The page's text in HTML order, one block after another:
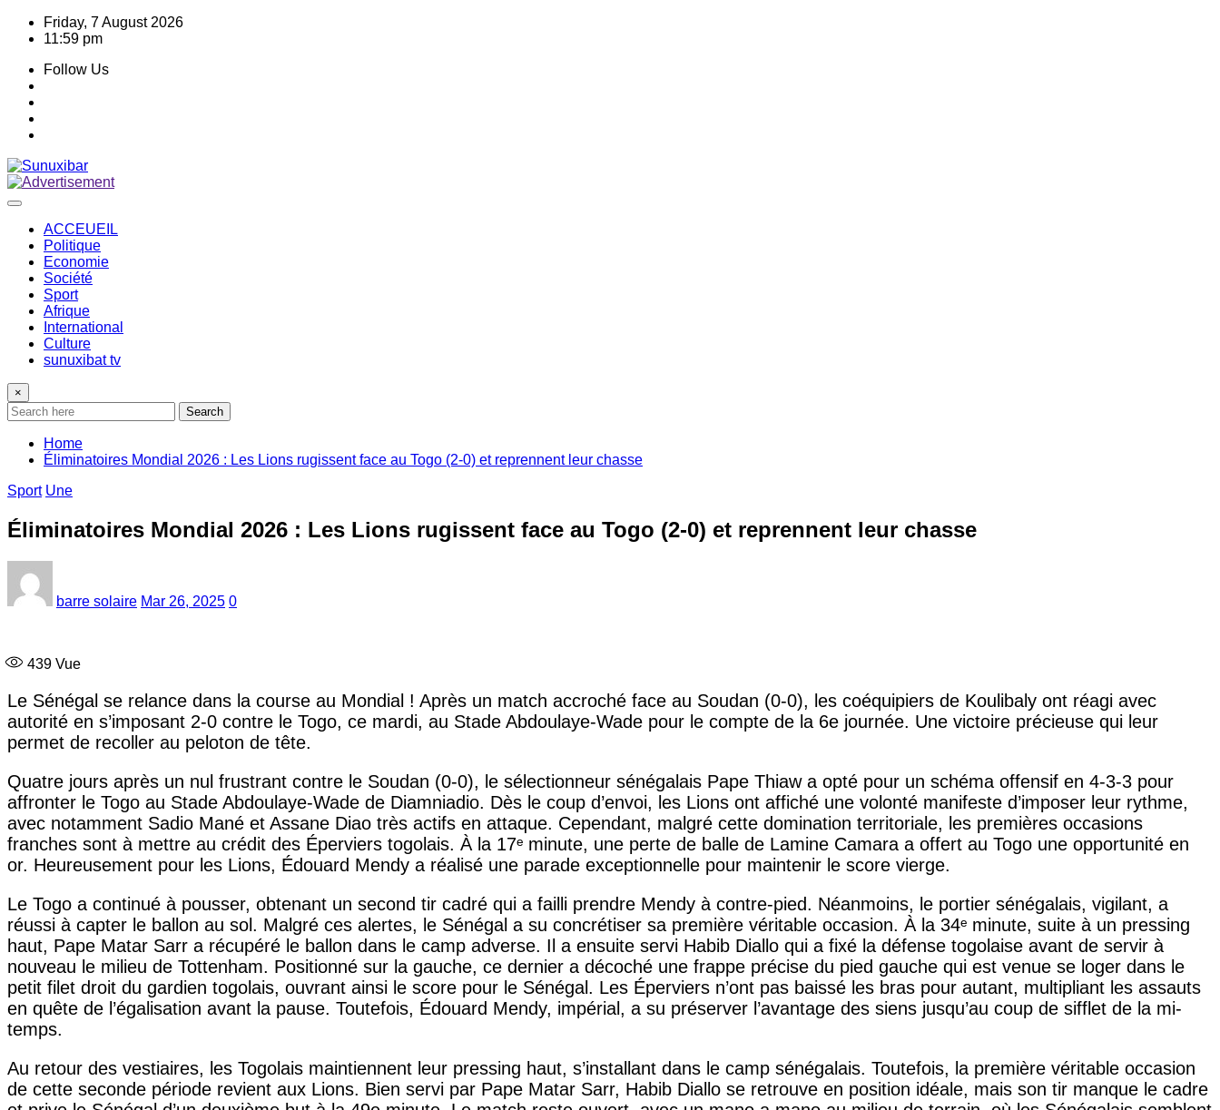
Skip
Friday, 7 August 2026
11:59 pm
Follow Us
ACCEUEIL
Politique
Economie
Société
Sport
Afrique
International
Culture
sunuxibat tv
×
Search
Home
Éliminatoires Mondial 2026 : Les Lions rugissent face au Togo (2-0) et reprennent leur chasse
Sport Une
Éliminatoires Mondial 2026 : Les Lions rugissent face au Togo (2-0) et reprennent leur chasse
barre solaire Mar 26, 2025 0
439 Vue
Le Sénégal se relance dans la course au Mondial ! Après un match accroché face au Soudan (0-0), les coéquipiers de Koulibaly ont réagi avec
autorité en s’imposant 2-0 contre le Togo, ce mardi, au Stade Abdoulaye-Wade pour le compte de la 6e journée. Une victoire précieuse qui leur
permet de recoller au peloton de tête.
Quatre jours après un nul frustrant contre le Soudan (0-0), le sélectionneur sénégalais Pape Thiaw a opté pour un schéma offensif en 4-3-3 pour
affronter le Togo au Stade Abdoulaye-Wade de Diamniadio. Dès le coup d’envoi, les Lions ont affiché une volonté manifeste d’imposer leur rythme,
avec notamment Sadio Mané et Assane Diao très actifs en attaque. Cependant, malgré cette domination territoriale, les premières occasions
franches sont à mettre au crédit des Éperviers togolais. À la 17ᵉ minute, une perte de balle de Lamine Camara a offert au Togo une opportunité en
or. Heureusement pour les Lions, Édouard Mendy a réalisé une parade exceptionnelle pour maintenir le score vierge.
Le Togo a continué à pousser, obtenant un second tir cadré qui a failli prendre Mendy à contre-pied. Néanmoins, le portier sénégalais, vigilant, a
réussi à capter le ballon au sol. Malgré ces alertes, le Sénégal a su concrétiser sa première véritable occasion. À la 34ᵉ minute, suite à un pressing
haut, Pape Matar Sarr a récupéré le ballon dans le camp adverse. Il a ensuite servi Habib Diallo qui a fixé la défense togolaise avant de servir à
nouveau le milieu de Tottenham. Positionné sur la gauche, ce dernier a décoché une frappe précise du pied gauche qui est venue se loger dans le
petit filet droit du gardien togolais, ouvrant ainsi le score pour le Sénégal. Les Éperviers n’ont pas baissé les bras pour autant, multipliant les assauts
en quête de l’égalisation avant la pause. Toutefois, Édouard Mendy, impérial, a su préserver l’avantage des siens jusqu’au coup de sifflet de la mi-
temps.
Au retour des vestiaires, les Togolais maintiennent leur pressing haut, s’installant dans le camp sénégalais. Toutefois, la première véritable occasion
de cette seconde période revient aux Lions. Bien servi par Pape Matar Sarr, Habib Diallo se retrouve en position idéale, mais son tir manque le cadre